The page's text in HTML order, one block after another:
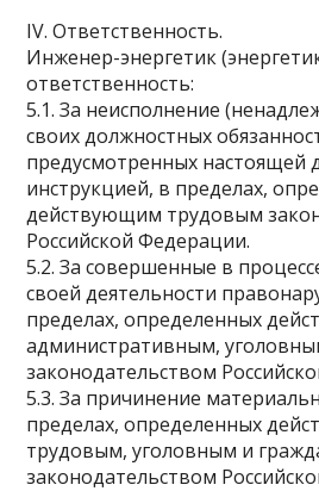
IV. Ответственность.
Инженер-энергетик
ответственность:
5.1. За неисполнение
своих должностных
предусмотренных настоящей
инструкцией, в пределах,
действующим трудовым
Российской Федерации.
5.2. За совершенные в
своей деятельности
пределах, определенных
административным,
законодательством
5.3. За причинение
пределах, определенных
трудовым, уголовным и
законодательством